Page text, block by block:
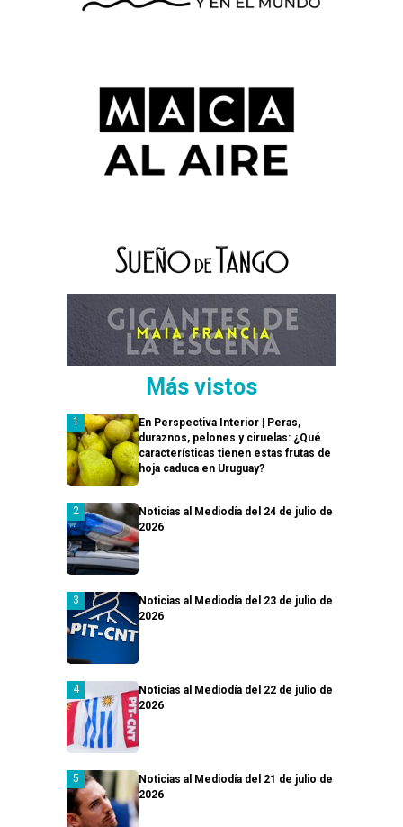
Más vistos
En Perspectiva Interior | Peras,
duraznos, pelones y ciruelas: ¿Qué
características tienen estas frutas de
hoja caduca en Uruguay?
Noticias al Mediodía del 24 de julio de
2026
Noticias al Mediodía del 23 de julio de
2026
Noticias al Mediodía del 22 de julio de
2026
Noticias al Mediodía del 21 de julio de
2026